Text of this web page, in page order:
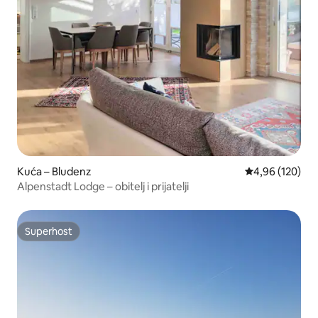
Kuća – Bludenz Prosječna
4,96 (120)
Alpenstadt Lodge – obitelj i prijatelji
Superhost
Superhost